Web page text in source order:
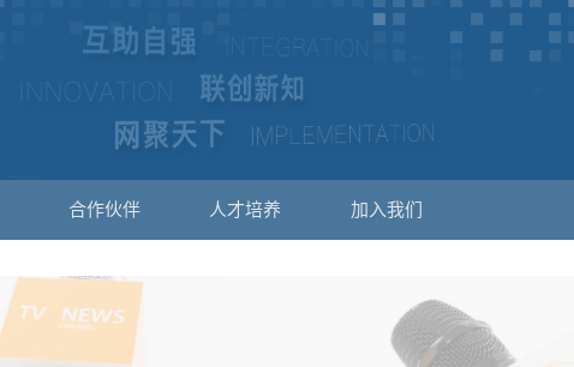
合作伙伴 人才培养 加入我们